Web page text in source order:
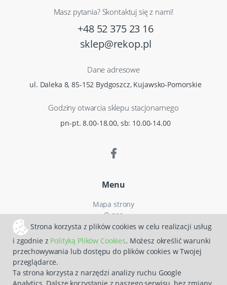
Strona korzysta z plików cookies w celu realizacji usług
i zgodnie z Polityką Plików Cookies. Możesz określić warunki
przechowywania lub dostępu do plików cookies w Twojej
przeglądarce.
Ta strona korzysta z narzędzi analizy ruchu Google
Analytics. Dalsze korzystanie z naszego serwisu, bez zmiany
Masz pytania? Skontaktuj się z nami!
+48 52 375 23 16
sklep@rekop.pl
Dane adresowe
ul. Daleka 8, 85-152 Bydgoszcz, Kujawsko-Pomorskie
Godziny otwarcia sklepu stacjonarnego
pn-pt. 8.00-18.00, sb: 10.00-14.00
Menu
Mapa strony
O nas
Czas i koszty dostawy
Reklamacje
Regulamin zakupów
Polityka prywatności
Zwroty